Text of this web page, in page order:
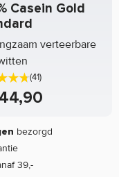
Casein Gold
verteerbare
(41)
bezorgd
39,-